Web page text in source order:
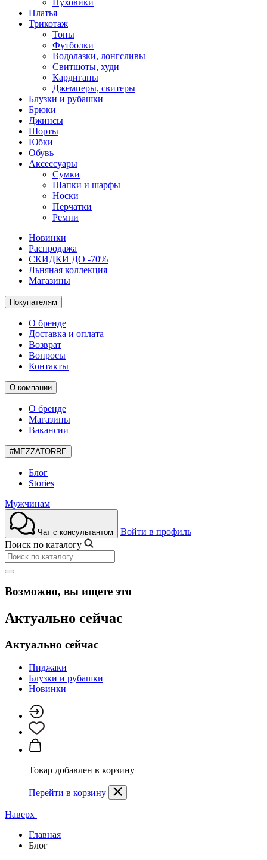
Пуховики
Платья
Трикотаж
Топы
Футболки
Водолазки, лонгсливы
Свитшоты, худи
Кардиганы
Джемперы, свитеры
Блузки и рубашки
Брюки
Джинсы
Шорты
Юбки
Обувь
Аксессуары
Сумки
Шапки и шарфы
Носки
Перчатки
Ремни
Новинки
Распродажа
СКИДКИ ДО -70%
Льняная коллекция
Магазины
Покупателям
О бренде
Доставка и оплата
Возврат
Вопросы
Контакты
О компании
О бренде
Магазины
Вакансии
#MEZZATORRE
Блог
Stories
Мужчинам
Чат с консультантом
Войти в профиль
Поиск по каталогу
Возможно, вы ищете это
Актуально сейчас
Актуально сейчас
Пиджаки
Блузки и рубашки
Новинки
Товар добавлен в корзину
Перейти в корзину
Наверх
Главная
Блог